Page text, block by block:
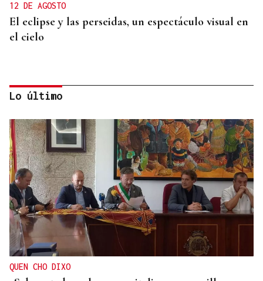
12 DE AGOSTO
El eclipse y las perseidas, un espectáculo visual en
el cielo
ORÁCULO DAS BURGAS
Horóscopo del día: domingo, 9 de agosto
Lo último
QUEN CHO DIXO